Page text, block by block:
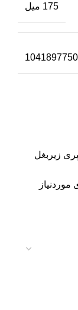
175 میل
زیربغل